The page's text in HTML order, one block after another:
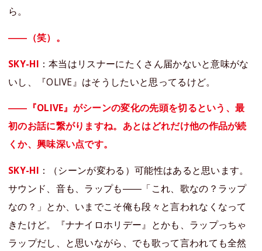
ら。
――（笑）。
SKY-HI ：本当はリスナーにたくさん届かないと意味がな
いし、『OLIVE』はそうしたいと思ってるけど。
――『OLIVE』がシーンの変化の先頭を切るという、最
初のお話に繋がりますね。あとはどれだけ他の作品が続
くか、興味深い点です。
SKY-HI ：（シーンが変わる）可能性はあると思います。
サウンド、音も、ラップも――「これ、歌なの？ラップ
なの？」とか、いまでこそ俺も段々と言われなくなって
きたけど。『ナナイロホリデー』とかも、ラップっちゃ
ラップだし、と思いながら、でも歌って言われても全然